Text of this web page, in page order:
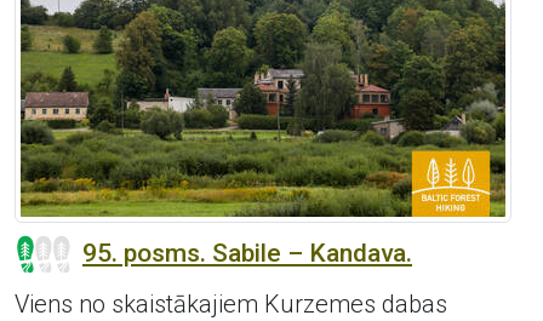
95. posms. Sabile – Kandava.
Viens no skaistākajiem Kurzemes dabas